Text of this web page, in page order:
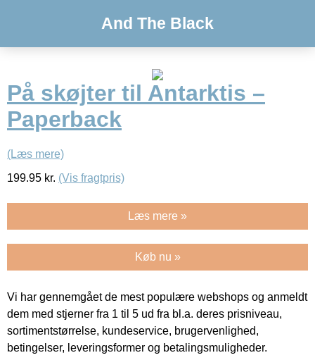
And The Black
På skøjter til Antarktis –
Paperback
(Læs mere)
199.95 kr. (Vis fragtpris)
Læs mere »
Køb nu »
Vi har gennemgået de mest populære webshops og anmeldt
dem med stjerner fra 1 til 5 ud fra bl.a. deres prisniveau,
sortimentstørrelse, kundeservice, brugervenlighed,
betingelser, leveringsformer og betalingsmuligheder.